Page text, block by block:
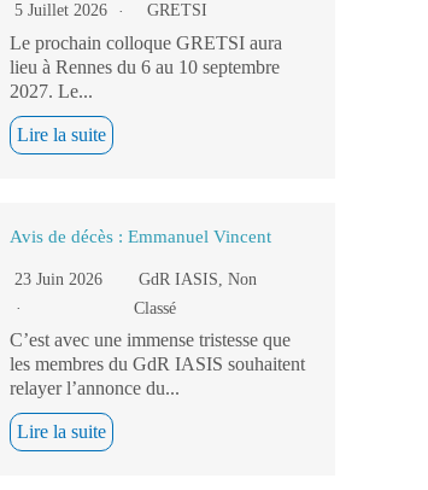
5 Juillet 2026 GRETSI
Le prochain colloque GRETSI aura
lieu à Rennes du 6 au 10 septembre
2027. Le...
Lire la suite
Avis de décès : Emmanuel Vincent
23 Juin 2026 GdR IASIS,Non
Classé
C’est avec une immense tristesse que
les membres du GdR IASIS souhaitent
relayer l’annonce du...
Lire la suite